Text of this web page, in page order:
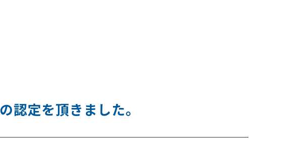
認定を頂きました。